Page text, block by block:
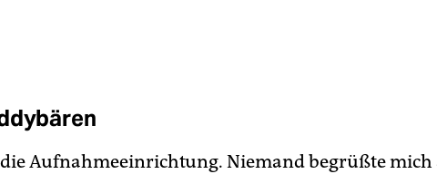
Aufnahmeeinrichtung. Niemand begrüßte mich